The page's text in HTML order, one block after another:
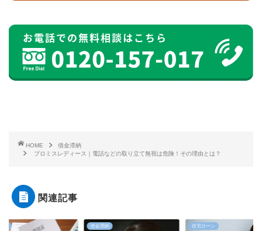
HOME
借金滞納
プロミスレディース｜電話などの取り立て無視は危険！その理由とは？
関連記事
住宅ローン 借金滞納